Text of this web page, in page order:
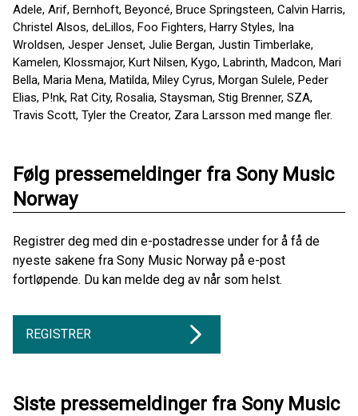
Adele, Arif, Bernhoft, Beyoncé, Bruce Springsteen, Calvin Harris,
Christel Alsos, deLillos, Foo Fighters, Harry Styles, Ina
Wroldsen, Jesper Jenset, Julie Bergan, Justin Timberlake,
Kamelen, Klossmajor, Kurt Nilsen, Kygo, Labrinth, Madcon, Mari
Bella, Maria Mena, Matilda, Miley Cyrus, Morgan Sulele, Peder
Elias, P!nk, Rat City, Rosalia, Staysman, Stig Brenner, SZA,
Travis Scott, Tyler the Creator, Zara Larsson med mange fler.
Følg pressemeldinger fra Sony Music
Norway
Registrer deg med din e-postadresse under for å få de
nyeste sakene fra Sony Music Norway på e-post
fortløpende. Du kan melde deg av når som helst.
REGISTRER
Siste pressemeldinger fra Sony Music